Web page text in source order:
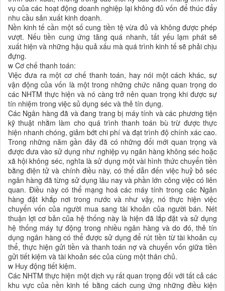
vụ của các hoạt động doanh nghiệp lại không đủ vốn để thúc đẩy
nhu cầu sản xuất kinh doanh.
Nền kinh tế cần một số cung tiền tệ vừa đủ và không được phép
vượt. Nếu tiền cung ứng tăng quá nhanh, tất yếu lạm phát sẽ
xuất hiện và những hậu quả xấu mà quá trình kinh tế sẽ phải chịu
đựng.
w Cơ chế thanh toán:
Việc đưa ra một cơ chế thanh toán, hay nói một cách khác, sự
vận động của vốn là một trong những chức năng quan trọng do
các NHTM thực hiện và nó càng trở nên quan trọng khi được sự
tín nhiệm trong việc sủ dụng séc và thẻ tín dụng.
Các Ngân hàng đã và đang trang bị máy tính và các phương tiện
kỹ thuật nhằm làm cho quá trình thanh toán bù trừ được thực
hiện nhanh chóng, giảm bớt chi phí và đạt trình độ chính xác cao.
Trong những năm gần đây đã có những đổi mới quan trọng và
được đưa vào sử dụng như nghiệp vụ ngân hàng không séc hoặc
xã hội không séc, nghĩa là sử dụng một vài hình thức chuyển tiền
bằng điện tử và chính điều này, có thể dẫn đến việc huỷ bỏ séc
ngân hàng đã từng sử dụng lâu nay và phần lớn công việc có liên
quan. Điều này có thể mạng hoá các máy tính trong các Ngân
hàng đặt khắp nơi trong nước và như vậy, nó thực hiện việc
chuyển vốn của người mua sang tài khoản của người bán. Nét
thuận lợi cơ bản của hệ thống này là hiện đã lắp đặt và sử dụng
hệ thống máy tự động trong nhiều ngân hàng và do đó, thẻ tín
dụng ngân hàng có thể được sử dụng để rút tiền từ tài khoản cụ
thể, thực hiện gửi tiền và thanh toán nợ và chuyển vốn giữa tiền
gửi tiết kiệm và tài khoản séc của cùng một thân chủ.
w Huy động tiết kiệm.
Các NHTM thực hiện một dịch vụ rất quan trọng đối với tất cả các
khu vực của nền kinh tế bằng cách cung ứng những điều kiện